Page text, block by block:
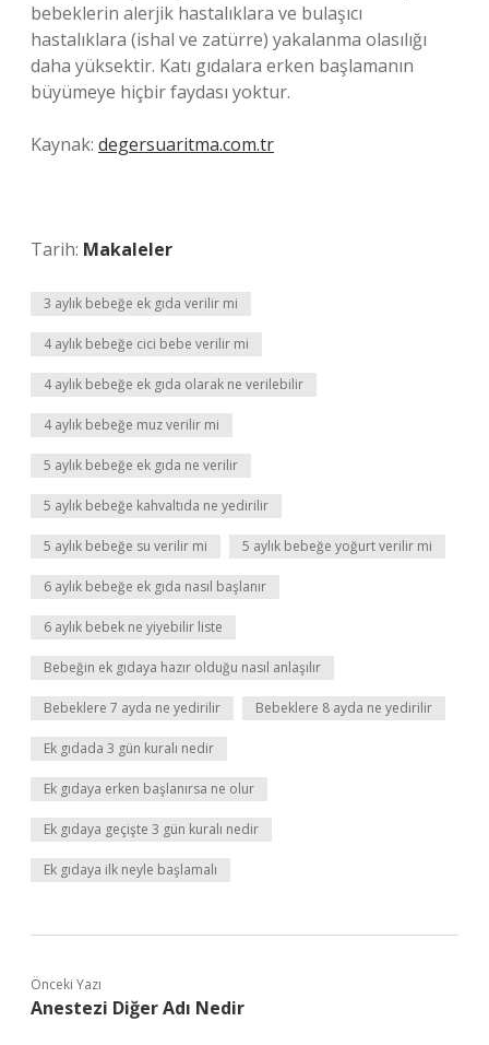
bebeklerin alerjik hastalıklara ve bulaşıcı
hastalıklara (ishal ve zatürre) yakalanma olasılığı
daha yüksektir. Katı gıdalara erken başlamanın
büyümeye hiçbir faydası yoktur.
Kaynak: degersuaritma.com.tr
Tarih: Makaleler
3 aylık bebeğe ek gıda verilir mi
4 aylık bebeğe cici bebe verilir mi
4 aylık bebeğe ek gıda olarak ne verilebilir
4 aylık bebeğe muz verilir mi
5 aylık bebeğe ek gıda ne verilir
5 aylık bebeğe kahvaltıda ne yedirilir
5 aylık bebeğe su verilir mi 5 aylık bebeğe yoğurt verilir mi
6 aylık bebeğe ek gıda nasıl başlanır
6 aylık bebek ne yiyebilir liste
Bebeğin ek gıdaya hazır olduğu nasıl anlaşılır
Bebeklere 7 ayda ne yedirilir Bebeklere 8 ayda ne yedirilir
Ek gıdada 3 gün kuralı nedir
Ek gıdaya erken başlanırsa ne olur
Ek gıdaya geçişte 3 gün kuralı nedir
Ek gıdaya ilk neyle başlamalı
Önceki Yazı
Anestezi Diğer Adı Nedir